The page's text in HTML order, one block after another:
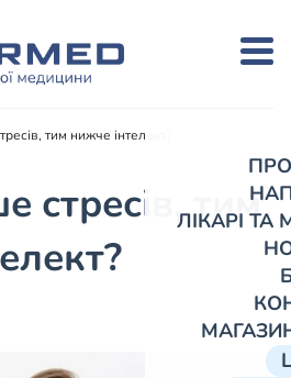
ЛІКАРІ
тим нижче інтелект?
стресів, тим